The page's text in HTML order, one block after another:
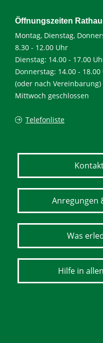
Öffnungszeiten
Montag, Dienstag,
8.30 - 12.00 Uhr
Dienstag: 14.00 - 17.00
Donnerstag: 14.00 - 18.00
(oder nach Vereinbarung)
Mittwoch geschlossen
Telefonliste
Anregungen
Was
Hilfe in